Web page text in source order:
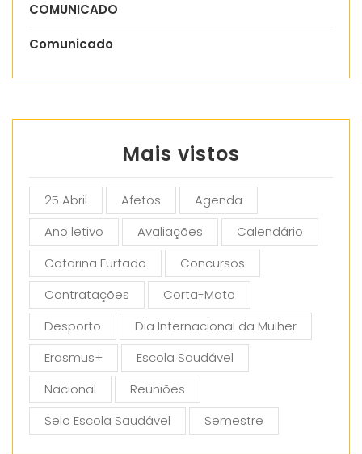
COMUNICADO
Comunicado
Mais vistos
25 Abril Afetos
Agenda
Ano letivo
Avaliações
Calendário
Catarina Furtado
Concursos
Contratações
Corta-Mato
Desporto
Dia Internacional da Mulher
Erasmus+
Escola Saudável
Nacional
Reuniões
Selo Escola Saudável
Semestre